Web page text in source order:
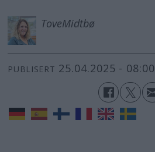
ToveMidtbø
PUBLISERT 25.04.2025 - 08:00